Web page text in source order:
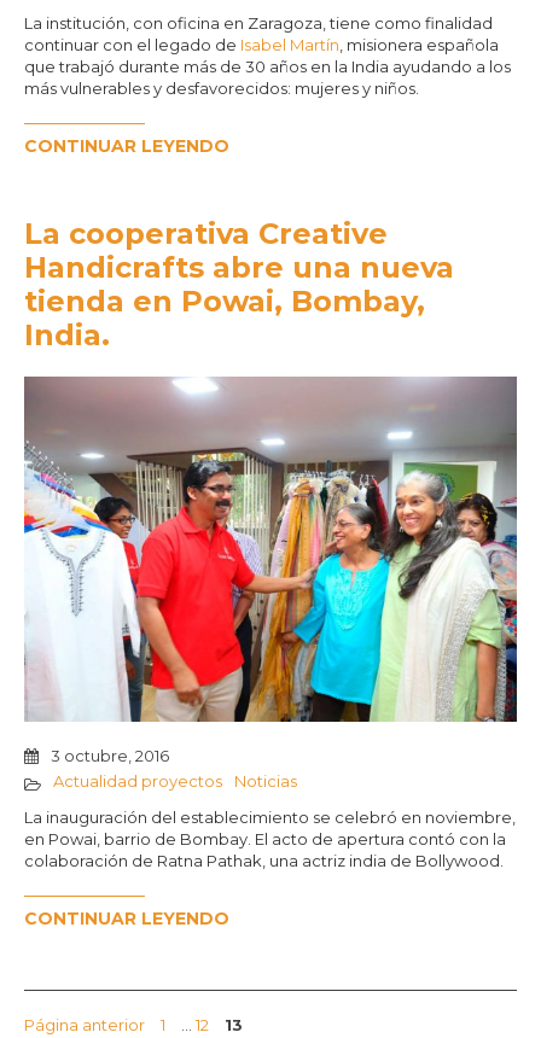
La institución, con oficina en Zaragoza, tiene como finalidad
continuar con el legado de Isabel Martín, misionera española
que trabajó durante más de 30 años en la India ayudando a los
más vulnerables y desfavorecidos: mujeres y niños.
CONTINUAR LEYENDO
La cooperativa Creative
Handicrafts abre una nueva
tienda en Powai, Bombay,
India.
3 octubre, 2016
Actualidad proyectos
Noticias
La inauguración del establecimiento se celebró en noviembre,
en Powai, barrio de Bombay. El acto de apertura contó con la
colaboración de Ratna Pathak, una actriz india de Bollywood.
CONTINUAR LEYENDO
Página anterior Página
1 Página
12 Página
13